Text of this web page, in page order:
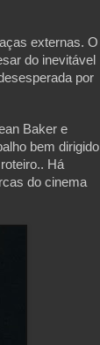
externas. O
do inevitável
por
Baker e
bem dirigido
Há
do cinema